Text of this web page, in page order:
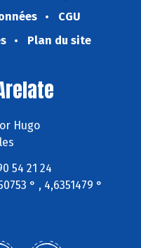
CGU
Plan du site
Hugo
54 21 24
° , 4,6351479 °